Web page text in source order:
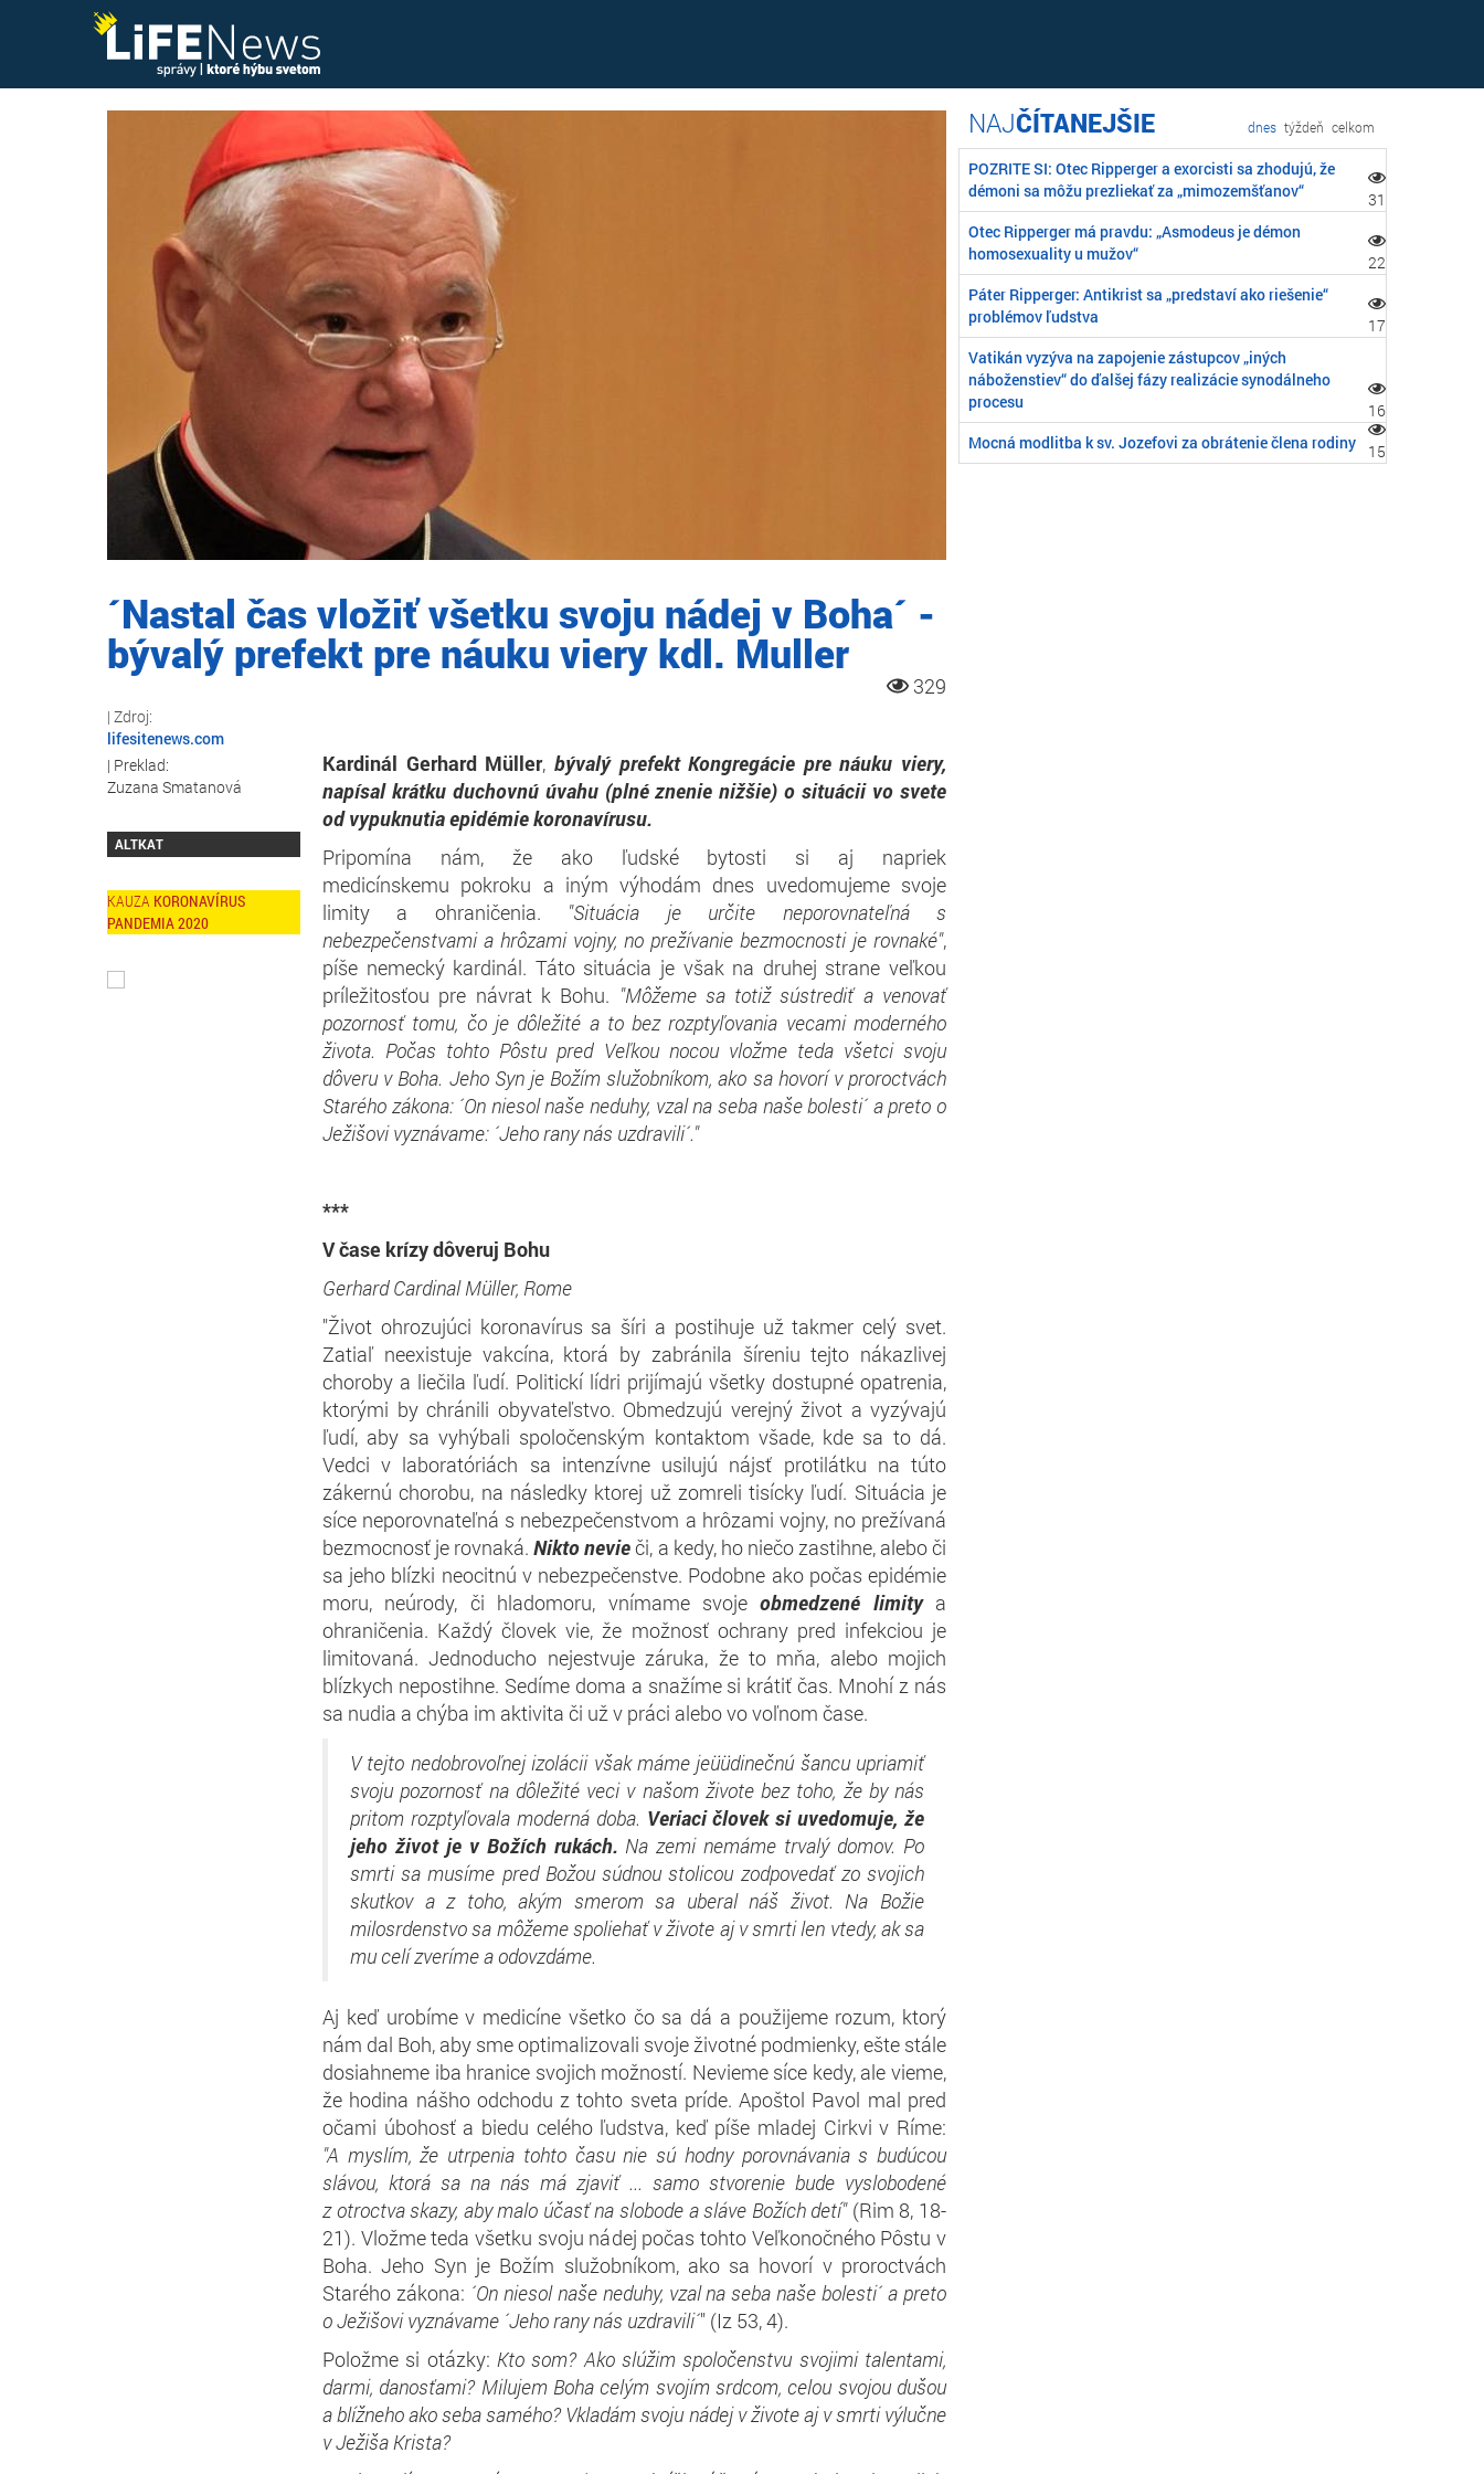
´Nastal čas vložiť všetku svoju nádej v Boha´ -
bývalý prefekt pre náuku viery kdl. Muller
329
lifesitenews.com
Zuzana Smatanová
ALTKAT
KORONAVÍRUS
PANDEMIA 2020
Kardinál Gerhard Müller, bývalý prefekt Kongregácie pre náuku viery,
napísal krátku duchovnú úvahu (plné znenie nižšie) o situácii vo svete
od vypuknutia epidémie koronavírusu.
Pripomína nám, že ako ľudské bytosti si aj napriek
medicínskemu pokroku a iným výhodám dnes uvedomujeme svoje
limity a ohraničenia. "Situácia je určite neporovnateľná s
nebezpečenstvami a hrôzami vojny, no prežívanie bezmocnosti je rovnaké",
píše nemecký kardinál. Táto situácia je však na druhej strane veľkou
príležitosťou pre návrat k Bohu. "Môžeme sa totiž sústrediť a venovať
pozornosť tomu, čo je dôležité a to bez rozptyľovania vecami moderného
života. Počas tohto Pôstu pred Veľkou nocou vložme teda všetci svoju
dôveru v Boha. Jeho Syn je Božím služobníkom, ako sa hovorí v proroctvách
Starého zákona: ´On niesol naše neduhy, vzal na seba naše bolesti´ a preto o
Ježišovi vyznávame: ´Jeho rany nás uzdravili´."
***
V čase krízy dôveruj Bohu
Gerhard Cardinal Müller, Rome
"Život ohrozujúci koronavírus sa šíri a postihuje už takmer celý svet.
Zatiaľ neexistuje vakcína, ktorá by zabránila šíreniu tejto nákazlivej
choroby a liečila ľudí. Politickí lídri prijímajú všetky dostupné opatrenia,
ktorými by chránili obyvateľstvo. Obmedzujú verejný život a vyzývajú
ľudí, aby sa vyhýbali spoločenským kontaktom všade, kde sa to dá.
Vedci v laboratóriách sa intenzívne usilujú nájsť protilátku na túto
zákernú chorobu, na následky ktorej už zomreli tisícky ľudí. Situácia je
síce neporovnateľná s nebezpečenstvom a hrôzami vojny, no prežívaná
bezmocnosť je rovnaká.Nikto nevieči, a kedy, ho niečo zastihne, alebo či
sa jeho blízki neocitnú v nebezpečenstve. Podobne ako počas epidémie
moru, neúrody, či hladomoru, vnímame svojeobmedzené limitya
ohraničenia. Každý človek vie, že možnosť ochrany pred infekciou je
limitovaná. Jednoducho nejestvuje záruka, že to mňa, alebo mojich
blízkych nepostihne. Sedíme doma a snažíme si krátiť čas. Mnohí z nás
sa nudia a chýba im aktivita či už v práci alebo vo voľnom čase.
V tejto nedobrovoľnej izolácii však máme jeüüdinečnú šancu upriamiť
svoju pozornosť na dôležité veci v našom živote bez toho, že by nás
pritom rozptyľovala moderná doba. Veriaci človek si uvedomuje, že
jeho život je v Božích rukách. Na zemi nemáme trvalý domov. Po
smrti sa musíme pred Božou súdnou stolicou zodpovedať zo svojich
skutkov a z toho, akým smerom sa uberal náš život. Na Božie
milosrdenstvo sa môžeme spoliehať v živote aj v smrti len vtedy, ak sa
mu celí zveríme a odovzdáme.
Aj keď urobíme v medicíne všetko čo sa dá a použijeme rozum, ktorý
nám dal Boh, aby sme optimalizovali svoje životné podmienky, ešte stále
dosiahneme iba hranice svojich možností. Nevieme síce kedy, ale vieme,
že hodina nášho odchodu z tohto sveta príde. Apoštol Pavol mal pred
očami úbohosť a biedu celého ľudstva, keď píše mladej Cirkvi v Ríme:
"A myslím, že utrpenia tohto času nie sú hodny porovnávania s budúcou
slávou, ktorá sa na nás má zjaviť ... samo stvorenie bude vyslobodené
z otroctva skazy, aby malo účasť na slobode a sláve Božích detí"(Rim 8, 18-
21). Vložme teda všetku svoju nádej počas tohto Veľkonočného Pôstu v
Boha. Jeho Syn je Božím služobníkom, ako sa hovorí v proroctvách
Starého zákona: ´On niesol naše neduhy, vzal na seba naše bolesti´ a preto
o Ježišovi vyznávame ´Jeho rany nás uzdravili´" (Iz 53, 4).
Položme si otázky: Kto som? Ako slúžim spoločenstvu svojimi talentami,
darmi, danosťami? Milujem Boha celým svojím srdcom, celou svojou dušou
a blížneho ako seba samého? Vkladám svoju nádej v živote aj v smrti výlučne
v Ježiša Krista?
ČÍTANEJŠIE dnes týždeň celkom
POZRITE SI: Otec Ripperger a exorcisti sa zhodujú, že
démoni sa môžu prezliekať za „mimozemšťanov“
31
Otec Ripperger má pravdu: „Asmodeus je démon
homosexuality u mužov“
22
Páter Ripperger: Antikrist sa „predstaví ako riešenie“
problémov ľudstva
17
Vatikán vyzýva na zapojenie zástupcov „iných
náboženstiev“ do ďalšej fázy realizácie synodálneho
procesu
16
Mocná modlitba k sv. Jozefovi za obrátenie člena rodiny
15